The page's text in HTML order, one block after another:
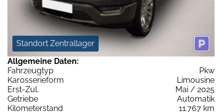
Standort Zentrallager
Allgemeine Daten:
Fahrzeugtyp
Pkw
Karosserieform
Limousine
Erst-Zul.
Mai / 2025
Getriebe
Automatik
Kilometerstand
11.767 km